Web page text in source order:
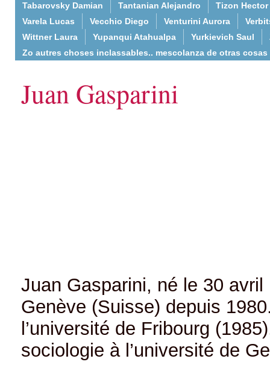
Tabarovsky Damian
Tantanian Alejandro
Tizon Hector
Varela Lucas
Vecchio Diego Venturini Aurora
Wittner Laura
Yupanqui Atahualpa Yurkievich Saul
Zo autres choses inclassables.. mescolanza de otras cosas
Juan Gasparini
Juan Gasparini, né le 30
Genève (Suisse) depuis
l’université de Fribourg
sociologie à l’université de